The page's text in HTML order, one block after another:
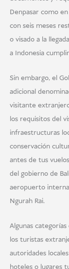
Denpasar como
con seis meses
o visado a la
a Indonesia
Sin embargo, el
adicional
visitante
los requisitos del
infraestructuras
conservación
antes de tus
del gobierno de
aeropuerto
Ngurah Rai.
Algunas
los turistas
autoridades